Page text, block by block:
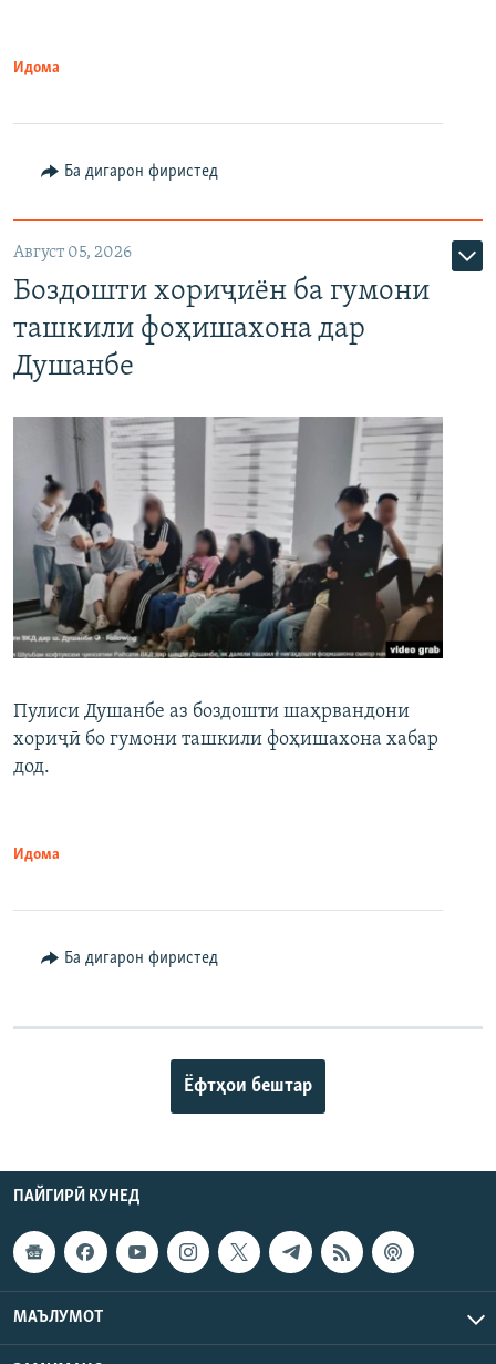
Идома
Ба дигарон фиристед
Август 05, 2026
Боздошти хориҷиён ба гумони
ташкили фоҳишахона дар
Душанбе
Пулиси Душанбе аз боздошти шаҳрвандони
хориҷӣ бо гумони ташкили фоҳишахона хабар
дод.
Идома
Ба дигарон фиристед
Ёфтҳои бештар
ПАЙГИРӢ КУНЕД
МАЪЛУМОТ